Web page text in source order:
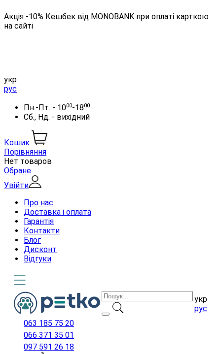
Акція -10% Кешбек від MONOBANK при оплаті карткою
на сайті
укр
рус
Пн.-Пт. - 1000-1800
Сб., Нд. - вихідний
Кошик
Порівняння
Нет товаров
Обране
Увійти
Про нас
Доставка і оплата
Гарантія
Контакти
Блог
Дисконт
Відгуки
укр
рус
063 185 75 20
066 371 35 01
097 591 26 18